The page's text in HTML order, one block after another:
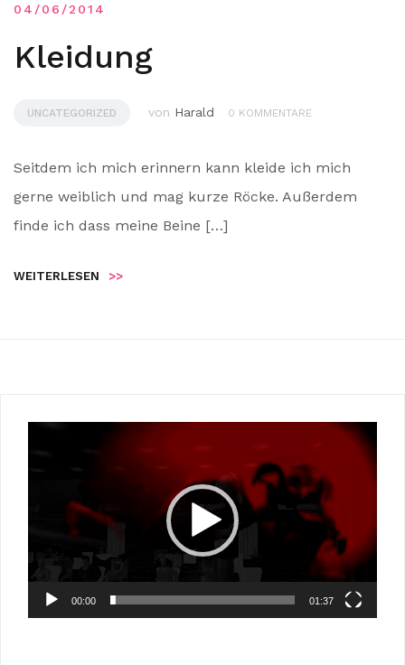
04/06/2014
Kleidung
UNCATEGORIZED von Harald 0 KOMMENTARE
Seitdem ich mich erinnern kann kleide ich mich
gerne weiblich und mag kurze Röcke. Außerdem
finde ich dass meine Beine […]
WEITERLESEN >>
00:00 01:37